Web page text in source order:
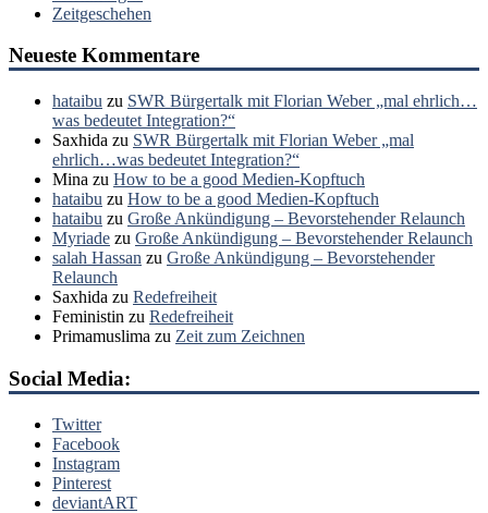
Zeitgeschehen
Neueste Kommentare
hataibu zu SWR Bürgertalk mit Florian Weber „mal ehrlich…
was bedeutet Integration?“
Saxhida zu SWR Bürgertalk mit Florian Weber „mal
ehrlich…was bedeutet Integration?“
Mina zu How to be a good Medien-Kopftuch
hataibu zu How to be a good Medien-Kopftuch
hataibu zu Große Ankündigung – Bevorstehender Relaunch
Myriade zu Große Ankündigung – Bevorstehender Relaunch
salah Hassan zu Große Ankündigung – Bevorstehender
Relaunch
Saxhida zu Redefreiheit
Feministin zu Redefreiheit
Primamuslima zu Zeit zum Zeichnen
Social Media:
Twitter
Facebook
Instagram
Pinterest
deviantART